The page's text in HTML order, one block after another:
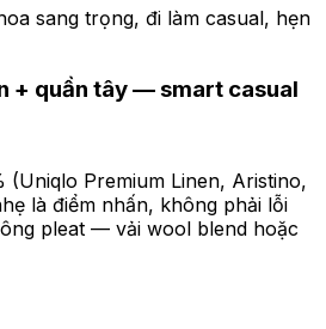
sang trọng, đi làm casual, hẹn
+ quần tây — smart casual
(Uniqlo Premium Linen, Aristino,
là điểm nhấn, không phải lỗi
pleat — vải wool blend hoặc